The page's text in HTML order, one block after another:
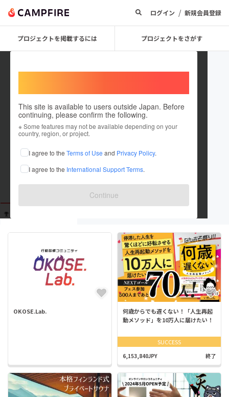
ログイン / 新規会員登録
プロジェクトを掲載するには プロジェクトをさがす
This site is available to users outside Japan. Before
continuing, please confirm the following.
※ Some features may not be available depending on your
country, region, or project.
I agree to the Terms of Use and Privacy Policy.
I agree to the International Support Terms.
Continue
TaKa_verse
出身国：日本 出身地：三重県
OKOSE.Lab.
何歳からでも遅くない！「人生再起
動メソッド」を10万人に届けたい！
SUCCESS
6,153,840JPY 終了